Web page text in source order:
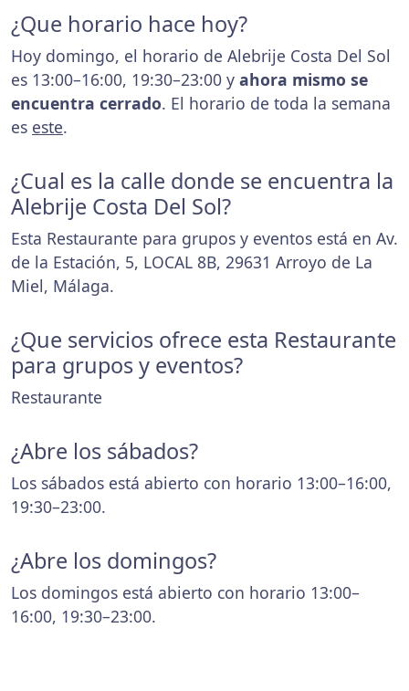
¿Que horario hace hoy?
Hoy domingo, el horario de Alebrije Costa Del Sol
es 13:00–16:00, 19:30–23:00 y ahora mismo se
encuentra cerrado. El horario de toda la semana
es este.
¿Cual es la calle donde se encuentra la
Alebrije Costa Del Sol?
Esta Restaurante para grupos y eventos está en Av.
de la Estación, 5, LOCAL 8B, 29631 Arroyo de La
Miel, Málaga.
¿Que servicios ofrece esta Restaurante
para grupos y eventos?
Restaurante
¿Abre los sábados?
Los sábados está abierto con horario 13:00–16:00,
19:30–23:00.
¿Abre los domingos?
Los domingos está abierto con horario 13:00–
16:00, 19:30–23:00.